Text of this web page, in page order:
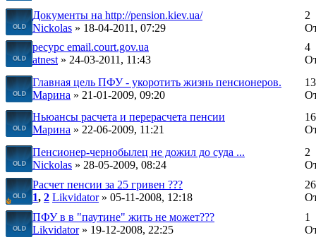
Документы на http://pension.kiev.ua/
Nickolas » 18-04-2011, 07:29
2
ресурс email.court.gov.ua
atnest » 24-03-2011, 11:43
4
Главная цель ПФУ - укоротить жизнь пенсионеров.
Марина » 21-01-2009, 09:20
13
Ньюансы расчета и перерасчета пенсии
Марина » 22-06-2009, 11:21
16
Пенсионер-чернобылец не дожил до суда ...
Nickolas » 28-05-2009, 08:24
2
Расчет пенсии за 25 гривен ???
1, 2 Likvidator» 05-11-2008, 12:18
26
ПФУ в в "паутине" жить не может???
Likvidator» 19-12-2008, 22:25
1